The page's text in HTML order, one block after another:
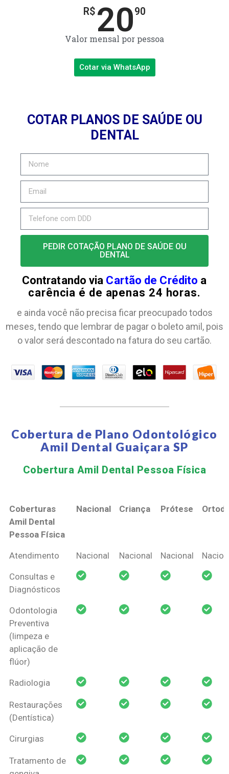
R$ 2090
Valor mensal por pessoa
Cotar via WhatsApp
COTAR PLANOS DE SAÚDE OU
DENTAL
PEDIR COTAÇÃO PLANO DE SAÚDE OU
DENTAL
Contratando via Cartão de Crédito a
carência é de apenas 24 horas.
e ainda você não precisa ficar preocupado todos
meses, tendo que lembrar de pagar o boleto amil, pois
o valor será descontado na fatura do seu cartão.
Cobertura de Plano Odontológico
Amil Dental Guaiçara SP
Cobertura Amil Dental Pessoa Física​
Coberturas
Amil Dental
Pessoa Física
Nacional Criança Prótese
Coberturas
Pessoa Física
Nacional Criança Prótese
Atendimento Nacional Nacional Nacional
Consultas e
Diagnósticos
Odontologia
Preventiva
(limpeza e
aplicação de
flúor)
Radiologia
Restaurações
(Dentística)
Cirurgias
Tratamento de